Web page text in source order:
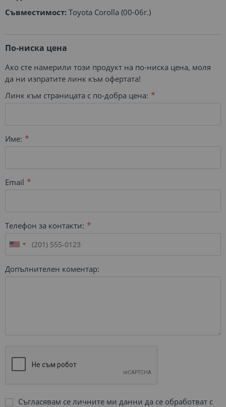
Съвместимост: Toyota Corolla (00-06г.)
По-ниска цена
Ако сте намерили този продукт на по-ниска цена, моля
да ни изпратите линк към офертата!
Линк към страницата с по-добра цена:
Име:
Email
Телефон за контакти:
Допълнителен коментар:
Съгласявам се личните ми данни да се обработват с